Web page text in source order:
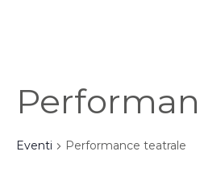
Eventi Performance teatrale